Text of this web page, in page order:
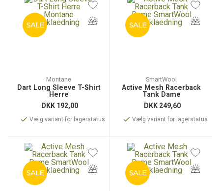
SALE
Montane
Dart Long Sleeve T-Shirt
Herre
DKK 192,00
Vælg variant for lagerstatus
SALE
SmartWool
Active Mesh Racerback
Tank Dame
DKK 249,60
Vælg variant for lagerstatus
SALE SALE